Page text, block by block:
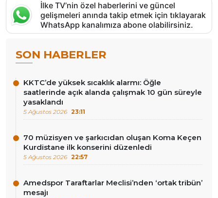
İlke TV’nin özel haberlerini ve güncel
gelişmeleri anında takip etmek için tıklayarak
WhatsApp kanalımıza abone olabilirsiniz.
SON HABERLER
KKTC’de yüksek sıcaklık alarmı: Öğle
saatlerinde açık alanda çalışmak 10 gün süreyle
yasaklandı
5 Ağustos 2026 23:11
70 müzisyen ve şarkıcıdan oluşan Koma Keçen
Kurdistane ilk konserini düzenledi
5 Ağustos 2026 22:57
Amedspor Taraftarlar Meclisi’nden ‘ortak tribün’
mesajı